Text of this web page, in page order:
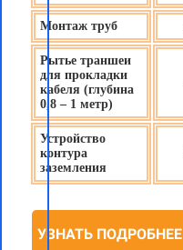
Монтаж труб
Рытье траншеи
для прокладки
кабеля (глубина
0,8 – 1 метр)
Устройство
контура
заземления
УЗНАТЬ ПОДРОБНЕЕ